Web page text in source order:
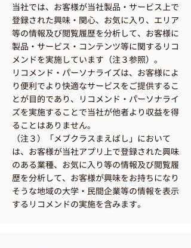
当社では、お客様が当社製品・サービス上で
登録された興味・関心、お気に入り、エリア
等の情報及び閲覧履歴を分析して、お客様に
製品・サービス・コンテンツ等に関するリコ
メンドを実施しています（注３参照）。
リコメンド・パーソナライズは、お客様によ
り便利でより快適なサービスをご提供するこ
とが目的であり、リコメンド・パーソナライ
ズを実施することで当社が他者より収益を得
ることはありません。
（注３）「メブクラスまえばし」において
は、お客様が当社アプリ上で登録された興味
のある業種、お気に入り等の情報及び閲覧履
歴を分析して、お客様が興味をお持ちになり
そうな地域の大学・民間企業等の情報を表示
するリコメンドの実施を含みます。